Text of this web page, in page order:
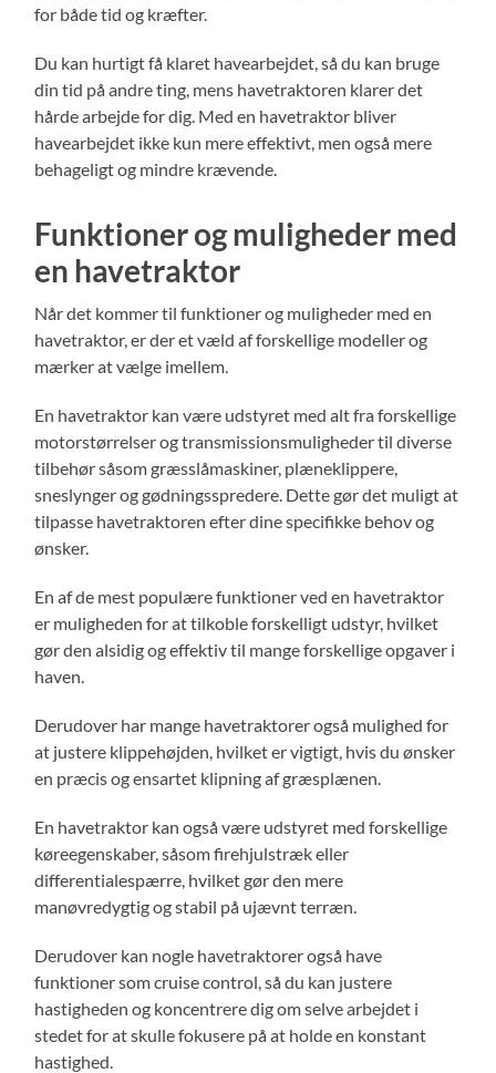
for både tid og kræfter.
Du kan hurtigt få klaret havearbejdet, så du kan bruge
din tid på andre ting, mens havetraktoren klarer det
hårde arbejde for dig. Med en havetraktor bliver
havearbejdet ikke kun mere effektivt, men også mere
behageligt og mindre krævende.
Funktioner og muligheder med
en havetraktor
Når det kommer til funktioner og muligheder med en
havetraktor, er der et væld af forskellige modeller og
mærker at vælge imellem.
En havetraktor kan være udstyret med alt fra forskellige
motorstørrelser og transmissionsmuligheder til diverse
tilbehør såsom græsslåmaskiner, plæneklippere,
sneslynger og gødningsspredere. Dette gør det muligt at
tilpasse havetraktoren efter dine specifikke behov og
ønsker.
En af de mest populære funktioner ved en havetraktor
er muligheden for at tilkoble forskelligt udstyr, hvilket
gør den alsidig og effektiv til mange forskellige opgaver i
haven.
Derudover har mange havetraktorer også mulighed for
at justere klippehøjden, hvilket er vigtigt, hvis du ønsker
en præcis og ensartet klipning af græsplænen.
En havetraktor kan også være udstyret med forskellige
køreegenskaber, såsom firehjulstræk eller
differentialespærre, hvilket gør den mere
manøvredygtig og stabil på ujævnt terræn.
Derudover kan nogle havetraktorer også have
funktioner som cruise control, så du kan justere
hastigheden og koncentrere dig om selve arbejdet i
stedet for at skulle fokusere på at holde en konstant
hastighed.